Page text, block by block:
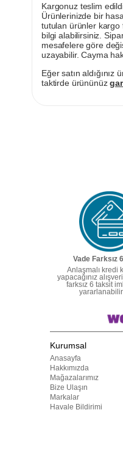
Kargonuz teslim
Ürünlerinizde bir
tutulan ürünler kargo
bilgi alabilirsiniz.
mesafelere göre
uzayabilir. Cayma
Eğer satın
taktirde ürününüz
Vade Farksız
Anlaşmalı kredi
yapacağınız
farksız 6 taksit
Kurumsal
Anasayfa
Hakkımızda
Mağazalarımız
Bize Ulaşın
Markalar
Havale Bildirimi